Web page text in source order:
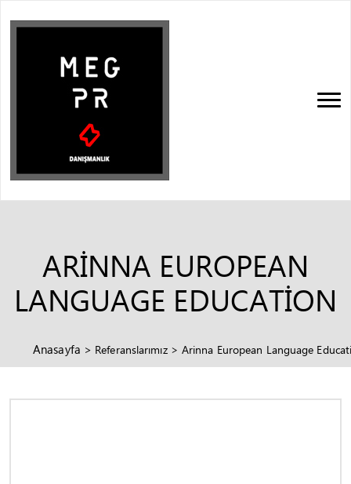
ARINNA EUROPEAN
LANGUAGE EDUCATION
Anasayfa > Referanslarımız > Arinna European Language